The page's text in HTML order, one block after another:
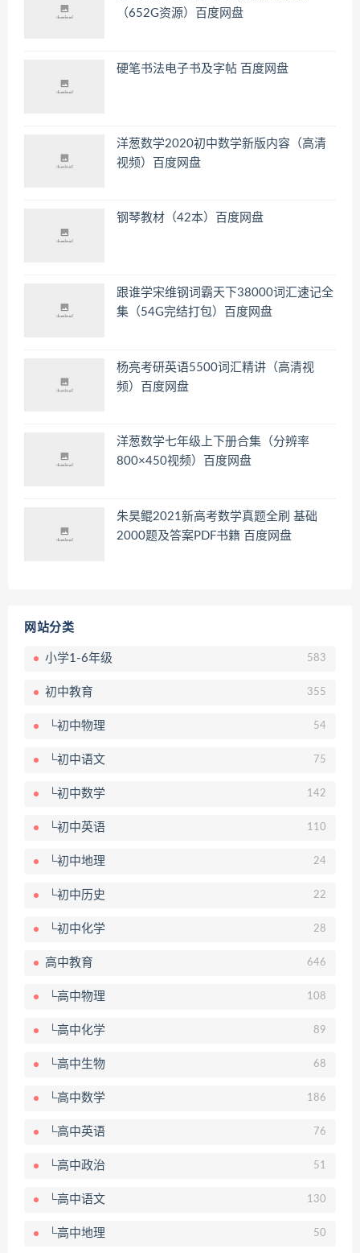
（652G资源）百度网盘
硬笔书法电子书及字帖 百度网盘
洋葱数学2020初中数学新版内容（高清
视频）百度网盘
钢琴教材（42本）百度网盘
跟谁学宋维钢词霸天下38000词汇速记全
集（54G完结打包）百度网盘
杨亮考研英语5500词汇精讲（高清视
频）百度网盘
洋葱数学七年级上下册合集（分辨率
800×450视频）百度网盘
朱昊鲲2021新高考数学真题全刷 基础
2000题及答案PDF书籍 百度网盘
网站分类
小学1-6年级 583
初中教育 355
└初中物理 54
└初中语文 75
└初中数学 142
└初中英语 110
└初中地理 24
└初中历史 22
└初中化学 28
高中教育 646
└高中物理 108
└高中化学 89
└高中生物 68
└高中数学 186
└高中英语 76
└高中政治 51
└高中语文 130
└高中地理 50